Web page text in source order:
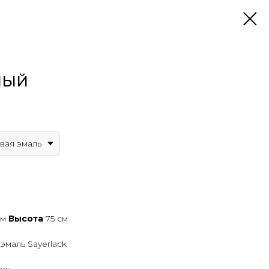
эмаль
Высота 75 см
Sayerlack